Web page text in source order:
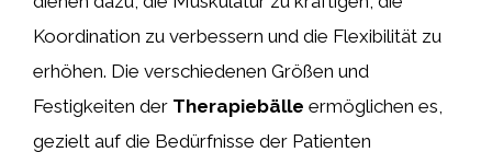
Koordination zu verbessern und die Flexibilität zu
erhöhen. Die verschiedenen Größen und
Festigkeiten der Therapiebälle ermöglichen es,
gezielt auf die Bedürfnisse der Patienten